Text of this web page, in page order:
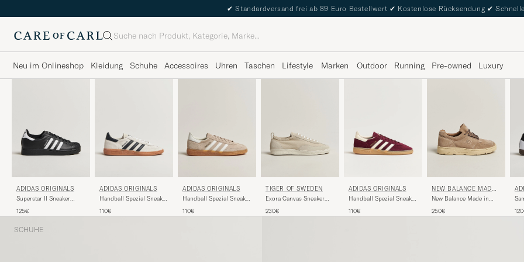
✔ Standardversand frei ab 89 Euro Bestellwert ✔ Kostenlose Rücksendung ✔
Suche
Neu im Onlineshop Kleidung Schuhe Accessoires Uhren Taschen Lifestyle Marken Outdoor Running Pre-owned Luxury
ADIDAS ORIGINALS
Superstar II Sneaker
125€
ADIDAS ORIGINALS
Handball Spezial Sneaker
110€
ADIDAS ORIGINALS
Handball Spezial Sneaker
110€
TIGER OF SWEDEN
Exora Canvas Sneaker
230€
ADIDAS ORIGINALS
Handball Spezial Sneaker
110€
NEW BALANCE MADE I
N US & UK
New Balance Made in
White Pepper
250€
SCHUHE